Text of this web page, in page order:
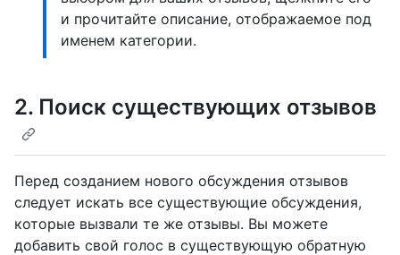
и прочитайте описание, отображаемое под
именем категории.
2. Поиск существующих отзывов
Перед созданием нового обсуждения отзывов
следует искать все существующие обсуждения,
которые вызвали те же отзывы. Вы можете
добавить свой голос в существующую обратную